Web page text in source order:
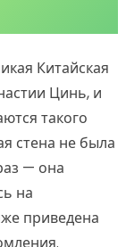
Китайская
Цинь, и
такого
стена не была
— она
на
приведена